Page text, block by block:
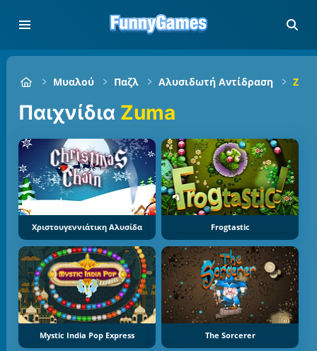
Μυαλού Παζλ Αλυσιδωτή Αντίδραση
Παιχνίδια Zuma
Χριστουγεννιάτικη Αλυσίδα Frogtastic
Mystic India Pop Express The Sorcerer